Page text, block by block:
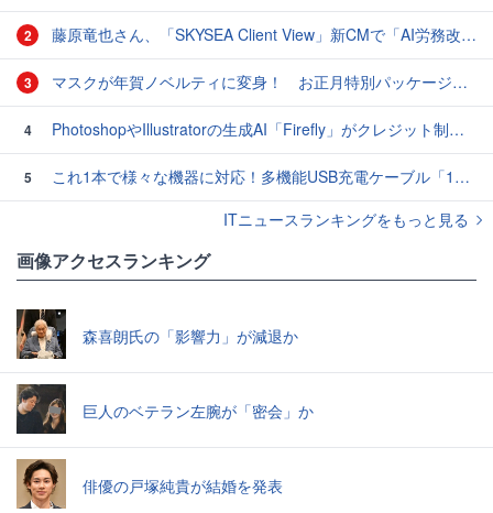
2 藤原竜也さん、「SKYSEA Client View」新CMで「AI労務改善」をアピール 働き方をAIが分析したら「すぐに休んで」と言われる？
3 マスクが年賀ノベルティに変身！ お正月特別パッケージの注文受付開始
4 PhotoshopやIllustratorの生成AI「Firefly」がクレジット制を導入し有料プランでも画像生成枚数が制限されるように
5
これ1本で様々な機器に対応！多機能USB充電ケーブル「10in1オクトパスケーブル」【カリスマ店長の一押し】
ITニュースランキングをもっと見る
画像アクセスランキング
森喜朗氏の「影響力」が減退か
巨人のベテラン左腕が「密会」か
俳優の戸塚純貴が結婚を発表